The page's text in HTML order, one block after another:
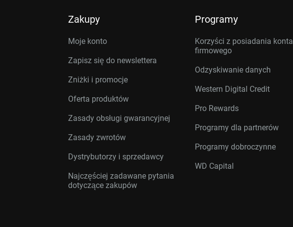
Zakupy
Moje konto
Zapisz się do newslettera
Zniżki i promocje
Oferta produktów
Zasady obsługi gwarancyjnej
Zasady zwrotów
Dystrybutorzy i sprzedawcy
Najczęściej zadawane pytania
dotyczące zakupów
Programy
Korzyści z posiadania konta
firmowego
Odzyskiwanie danych
Western Digital Credit
Pro Rewards
Programy dla partnerów
Programy dobroczynne
WD Capital